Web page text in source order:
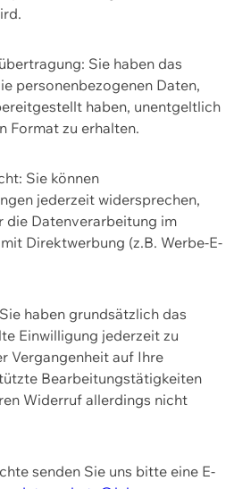
Sie haben das
personenbezogenen Daten,
haben, unentgeltlich
Format zu erhalten.
Sie können
jederzeit widersprechen,
die Datenverarbeitung im
Direktwerbung (z.B. Werbe-E-
haben grundsätzlich das
Einwilligung jederzeit zu
Vergangenheit auf Ihre
Bearbeitungstätigkeiten
Widerruf allerdings nicht
senden Sie uns bitte eine E-